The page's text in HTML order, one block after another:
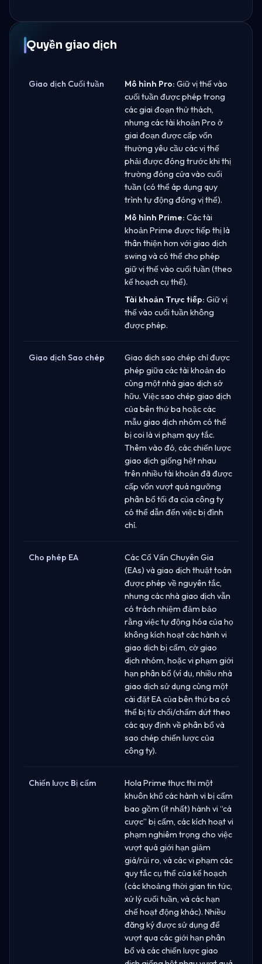
Quyền giao dịch
Giao dịch Cuối tuần Mô hình Pro: Giữ vị thế vào
cuối tuần được phép trong
các giai đoạn thử thách,
nhưng các tài khoản Pro ở
giai đoạn được cấp vốn
thường yêu cầu các vị thế
phải được đóng trước khi thị
trường đóng cửa vào cuối
tuần (có thể áp dụng quy
trình tự động đóng vị thế).
Mô hình Prime: Các tài
khoản Prime được tiếp thị là
thân thiện hơn với giao dịch
swing và có thể cho phép
giữ vị thế vào cuối tuần (theo
kế hoạch cụ thể).
Tài khoản Trực tiếp: Giữ vị
thế vào cuối tuần không
được phép.
Giao dịch Sao chép
Giao dịch sao chép chỉ được
phép giữa các tài khoản do
cùng một nhà giao dịch sở
hữu. Việc sao chép giao dịch
của bên thứ ba hoặc các
mẫu giao dịch nhóm có thể
bị coi là vi phạm quy tắc.
Thêm vào đó, các chiến lược
giao dịch giống hệt nhau
trên nhiều tài khoản đã được
cấp vốn vượt quá ngưỡng
phân bổ tối đa của công ty
có thể dẫn đến việc bị đình
chỉ.
Cho phép EA
Các Cố Vấn Chuyên Gia
(EAs) và giao dịch thuật toán
được phép về nguyên tắc,
nhưng các nhà giao dịch vẫn
có trách nhiệm đảm bảo
rằng việc tự động hóa của họ
không kích hoạt các hành vi
giao dịch bị cấm, cờ giao
dịch nhóm, hoặc vi phạm giới
hạn phân bổ (ví dụ, nhiều nhà
giao dịch sử dụng cùng một
cài đặt EA của bên thứ ba có
thể bị từ chối/chấm dứt theo
các quy định về phân bổ và
sao chép chiến lược của
công ty).
Chiến lược Bị cấm
Hola Prime thực thi một
khuôn khổ các hành vi bị cấm
bao gồm (ít nhất) hành vi “cá
cược” bị cấm, các kích hoạt vi
phạm nghiêm trọng cho việc
vượt quá giới hạn giảm
giá/rủi ro, và các vi phạm các
quy tắc cụ thể của kế hoạch
(các khoảng thời gian tin tức,
xử lý cuối tuần, và các hạn
chế hoạt động khác). Nhiều
đăng ký được sử dụng để
vượt qua các giới hạn phân
bổ và các chiến lược giao